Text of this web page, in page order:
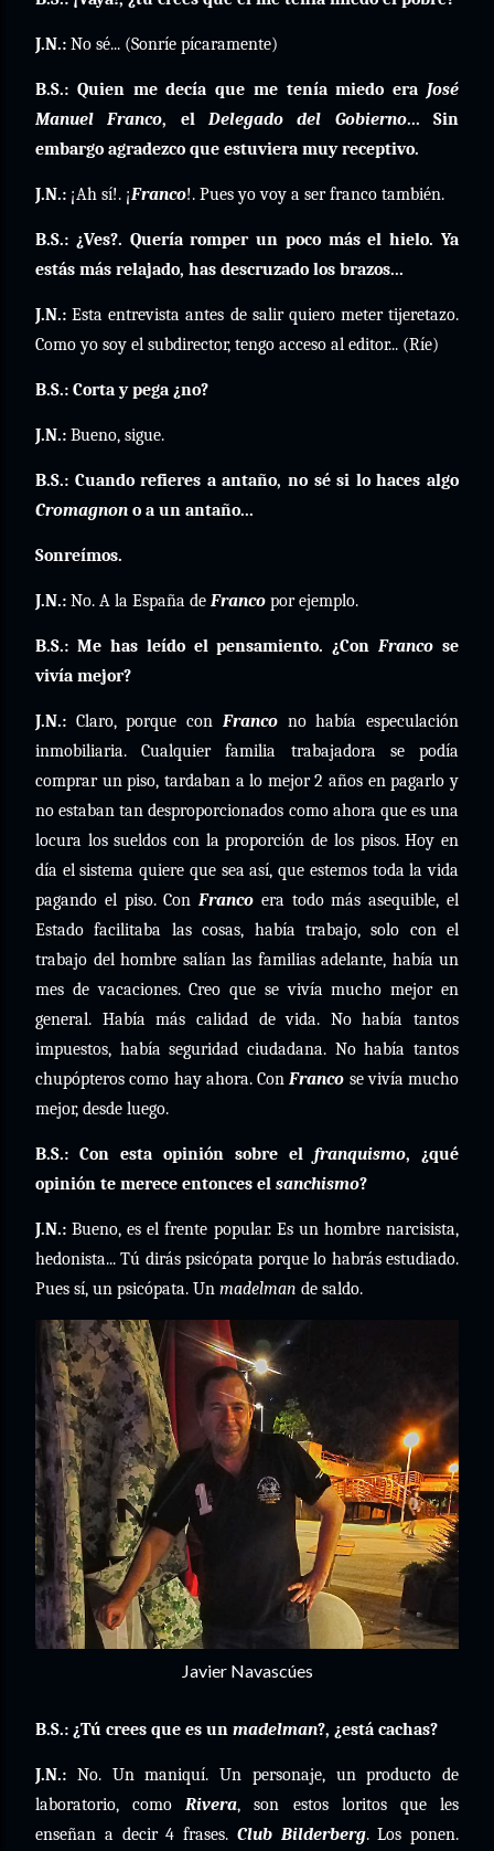
J.N.: No sé... (Sonríe pícaramente)
B.S.: Quien me decía que me tenía miedo era José
Manuel Franco, elDelegado del Gobierno... Sin
embargo agradezco que estuviera muy receptivo.
J.N.: ¡Ah sí!. ¡Franco!. Pues yo voy a ser franco también.
B.S.: ¿Ves?. Quería romper un poco más el hielo. Ya
estás más relajado, has descruzado los brazos...
J.N.: Esta entrevista antes de salir quiero meter tijeretazo.
Como yo soy el subdirector, tengo acceso al editor... (Ríe)
B.S.: Corta y pega ¿no?
J.N.: Bueno, sigue.
B.S.: Cuando refieres a antaño, no sé si lo haces algo
Cromagnon o a un antaño...
Sonreímos.
J.N.: No. A la España de Franco por ejemplo.
B.S.: Me has leído el pensamiento. ¿ConFranco se
vivía mejor?
J.N.: Claro, porque con Francono había especulación
inmobiliaria. Cualquier familia trabajadora se podía
comprar un piso, tardaban a lo mejor 2 años en pagarlo y
no estaban tan desproporcionados como ahora que es una
locura los sueldos con la proporción de los pisos. Hoy en
día el sistema quiere que sea así, que estemos toda la vida
pagando el piso. ConFranco era todo más asequible, el
Estado facilitaba las cosas, había trabajo, solo con el
trabajo del hombre salían las familias adelante, había un
mes de vacaciones. Creo que se vivía mucho mejor en
general. Había más calidad de vida. No había tantos
impuestos, había seguridad ciudadana. No había tantos
chupópteros como hay ahora. ConFranco se vivía mucho
mejor, desde luego.
B.S.: Con esta opinión sobre el franquismo, ¿qué
opinión te merece entonces el sanchismo?
J.N.: Bueno, es el frente popular. Es un hombre narcisista,
hedonista... Tú dirás psicópata porque lo habrás estudiado.
Pues sí, un psicópata. Un madelman de saldo.
Javier Navascúes
B.S.: ¿Tú crees que es un madelman?, ¿está cachas?
J.N.: No. Un maniquí. Un personaje, un producto de
laboratorio, comoRivera, son estos loritos que les
enseñan a decir 4 frases. Club Bilderberg. Los ponen.